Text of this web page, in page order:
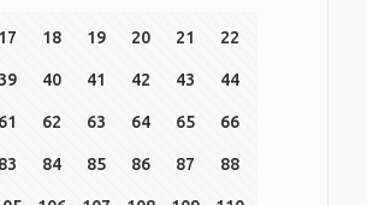
17 18 19 20 21 22
39 40 41 42 43 44
61 62 63 64 65 66
83 84 85 86 87 88